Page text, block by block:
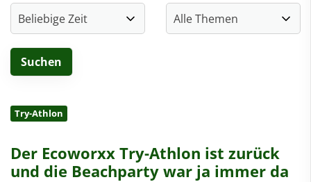
Try-Athlon
Der Ecoworxx Try-Athlon ist zurück
und die Beachparty war ja immer da